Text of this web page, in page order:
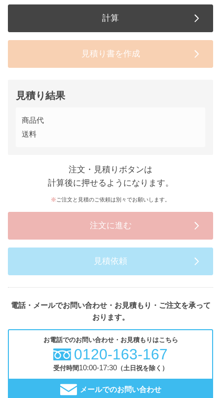
計算
見積り書を作成
見積り結果
商品代
送料
注文・見積りボタンは
計算後に押せるようになります。
ご注文と見積のご依頼は別々でお願いします。
注文に進む
見積依頼
電話・メールでお問い合わせ・お見積もり・ご注文を承って
おります。
お電話でのお問い合わせ・お見積もりはこちら
0120-163-167
受付時間10:00-17:30（土日祝を除く）
メールでのお問い合わせ